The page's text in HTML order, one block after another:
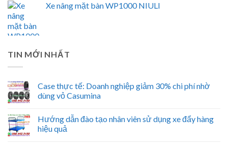
Xe nâng mặt bàn WP1000 NIULI
TIN MỚI NHẤT
Case thực tế: Doanh nghiệp giảm 30% chi phí nhờ
dùng vỏ Casumina
Hướng dẫn đào tạo nhân viên sử dụng xe đẩy hàng
hiệu quả